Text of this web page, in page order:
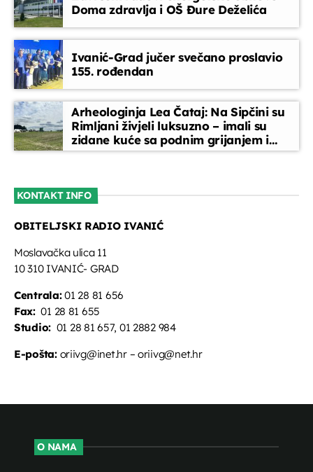
EPP reklame
15:45 - 16:00
Zlatni evergreen
16:00 - 17:00
Glazbeni blok
17:30 - 18:15
Doma zdravlja i OŠ Đure Deželića
Ivanić-Grad jučer svečano proslavio
155. rođendan
Arheologinja Lea Čataj: Na Sipčini su
Rimljani živjeli luksuzno – imali su
zidane kuće sa podnim grijanjem i
oslikanim zidovima
KONTAKT INFO
OBITELJSKI RADIO IVANIĆ
Moslavačka ulica 11
10 310 IVANIĆ- GRAD
Centrala:01 28 81 656
Fax:01 28 81 655
Studio: 01 28 81 657, 01 2882 984
E-pošta:oriivg@inet.hr – oriivg@net.hr
O NAMA